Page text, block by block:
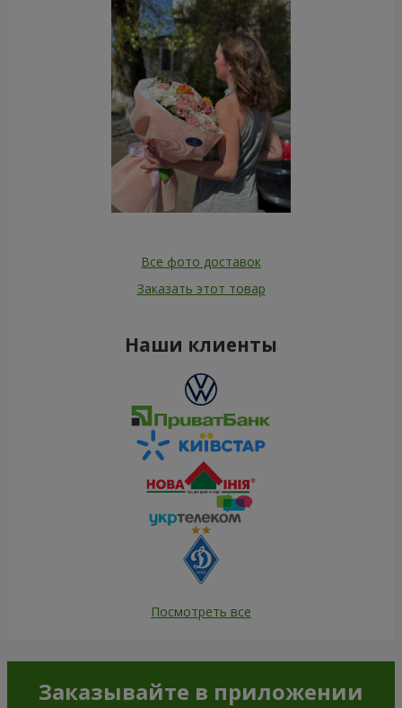
Все фото доставок
Заказать этот товар
Наши клиенты
Посмотреть все
Заказывайте в приложении